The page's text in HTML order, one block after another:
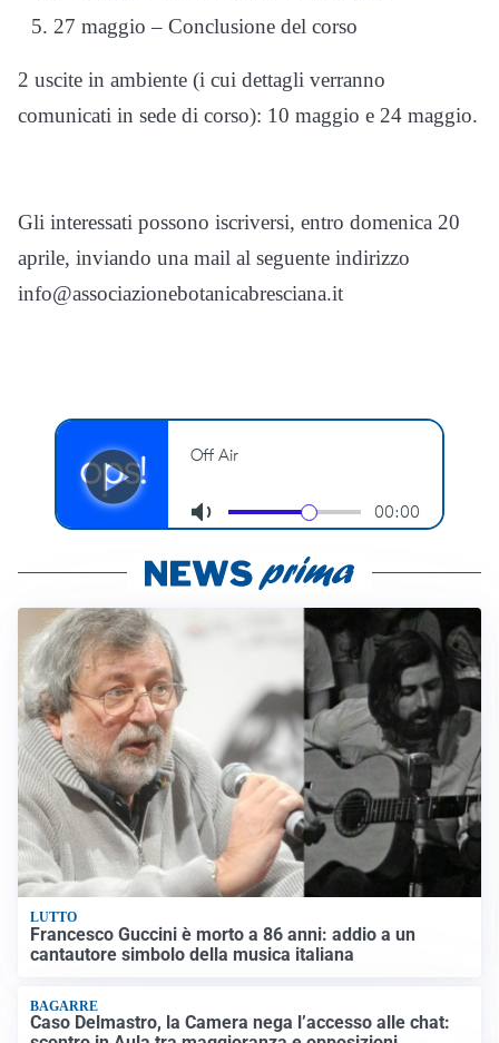
27 maggio ‒ Conclusione del corso
2 uscite in ambiente (i cui dettagli verranno
comunicati in sede di corso): 10 maggio e 24 maggio.
Gli interessati possono iscriversi, entro domenica 20
aprile, inviando una mail al seguente indirizzo
info@associazionebotanicabresciana.it
LUTTO
Francesco Guccini è morto a 86 anni: addio a un
cantautore simbolo della musica italiana
BAGARRE
Caso Delmastro, la Camera nega l’accesso alle chat: